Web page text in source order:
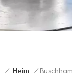
/ Heim /